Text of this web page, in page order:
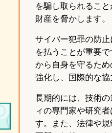
を騙し取られるこ
財産を脅かします。
サイバー犯罪の防
を払うことが重要
から自身を守るた
強化し、国際的な
長期的には、技術
ィの専門家や研究
す。また、法律や